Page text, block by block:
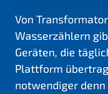
Von
Wasserzählern
Geräten, die
Plattform
notwendiger